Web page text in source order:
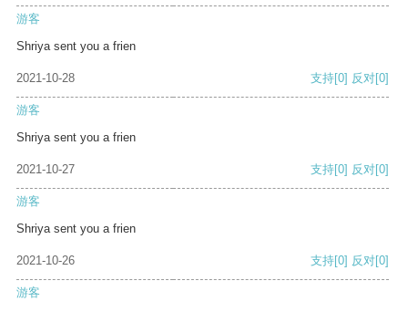
游客
Shriya sent you a frien
2021-10-28 支持[0] 反对[0]
游客
Shriya sent you a frien
2021-10-27 支持[0] 反对[0]
游客
Shriya sent you a frien
2021-10-26 支持[0] 反对[0]
游客